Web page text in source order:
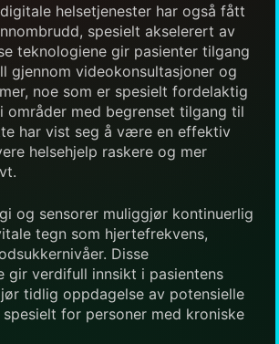
helsetjenester har også fått
spesielt akselerert av
teknologiene gir pasienter tilgang
gjennom videokonsultasjoner og
noe som er spesielt fordelaktig
områder med begrenset tilgang til
har vist seg å være en effektiv
helsehjelp raskere og mer
og sensorer muliggjør kontinuerlig
tegn som hjertefrekvens,
Disse
gir verdifull innsikt i pasientens
tidlig oppdagelse av potensielle
for personer med kroniske